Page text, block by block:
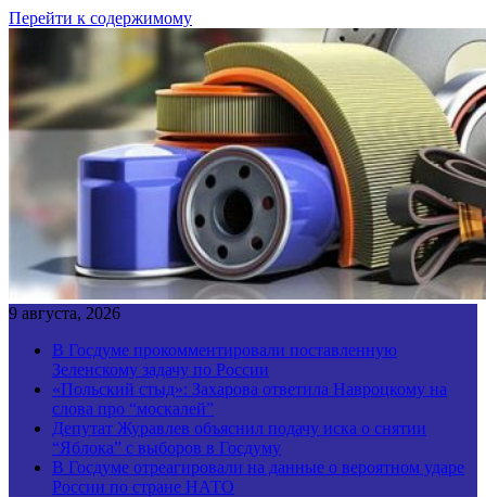
Перейти к содержимому
9 августа, 2026
В Госдуме прокомментировали поставленную
Зеленскому задачу по России
«Польский стыд»: Захарова ответила Навроцкому на
слова про “москалей”
Депутат Журавлев объяснил подачу иска о снятии
“Яблока” с выборов в Госдуму
В Госдуме отреагировали на данные о вероятном ударе
России по стране НАТО